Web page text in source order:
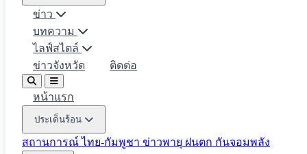
ข่าว
บทความ
ไลฟ์สไตล์
ข่าวจังหวัด
ติดต่อ
หน้าแรก
ประเด็นร้อน
สถานการณ์ ไทย-กัมพูชา ข่าวพายุ ฝนตก กันจอมพลัง